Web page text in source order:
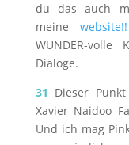
du das auch
meine
WUNDER-
Dialoge.
31 Dieser
Xavier Naidoo
Und ich mag